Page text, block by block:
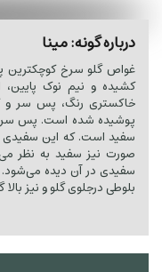
درباره گونه: مینا
غواص گلو سرخ کوچکترین
کشیده و نیم نوک
خاکستری رنگ، پس سر و
پوشیده شده است. پس سر،
سفید است. که این سفیدی
صورت نیز سفید به نظر
سفیدی در آن دیده می‌شود.
بلوطی درجلوی گلو و نیز